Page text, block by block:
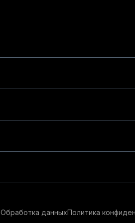
Обработка данныхПолитика